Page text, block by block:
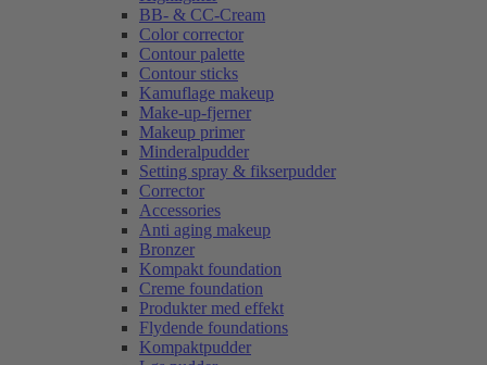
BB- & CC-Cream
Color corrector
Contour palette
Contour sticks
Kamuflage makeup
Make-up-fjerner
Makeup primer
Minderalpudder
Setting spray & fikserpudder
Corrector
Accessories
Anti aging makeup
Bronzer
Kompakt foundation
Creme foundation
Produkter med effekt
Flydende foundations
Kompaktpudder